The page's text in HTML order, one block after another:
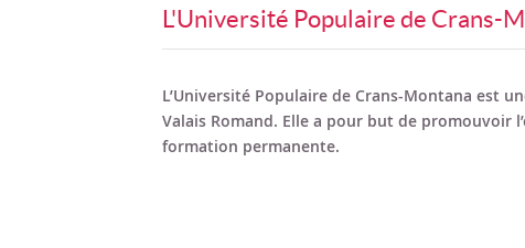
L'Université Populaire de Crans-
L’Université Populaire de Crans-Montana est
Valais Romand. Elle a pour but de promouvoir
formation permanente.